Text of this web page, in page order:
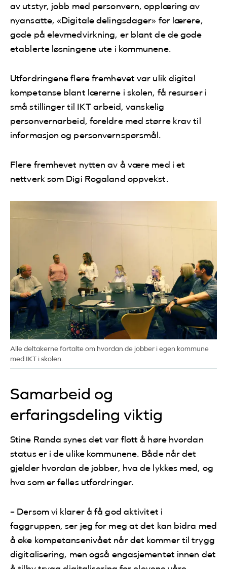
av utstyr, jobb med personvern, opplæring av
nyansatte, «Digitale delingsdager» for lærere,
gode på elevmedvirkning, er blant de de gode
etablerte løsningene ute i kommunene.
Utfordringene flere fremhevet var ulik digital
kompetanse blant lærerne i skolen, få resurser i
små stillinger til IKT arbeid, vanskelig
personvernarbeid, foreldre med større krav til
informasjon og personvernspørsmål.
Flere fremhevet nytten av å være med i et
nettverk som Digi Rogaland oppvekst.
Alle deltakerne fortalte om hvordan de jobber i egen kommune
med IKT i skolen.
Samarbeid og
erfaringsdeling viktig
Stine Randa synes det var flott å høre hvordan
status er i de ulike kommunene. Både når det
gjelder hvordan de jobber, hva de lykkes med, og
hva som er felles utfordringer.
– Dersom vi klarer å få god aktivitet i
faggruppen, ser jeg for meg at det kan bidra med
å øke kompetansenivået når det kommer til trygg
digitalisering, men også engasjementet innen det